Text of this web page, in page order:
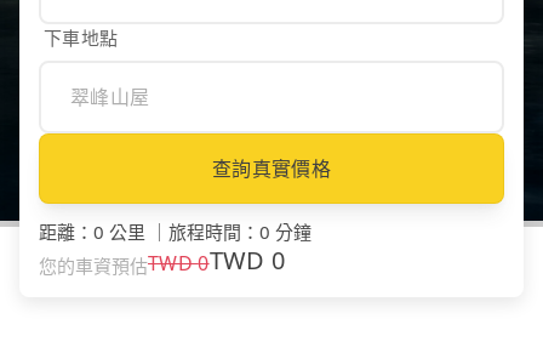
下車地點
查詢真實價格
距離 ： 0 公里 ｜ 旅程時間 ： 0 分鐘
您的車資預估TWD0TWD 0